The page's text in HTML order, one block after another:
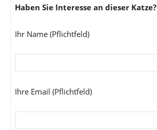
Haben Sie Interesse an dieser Katze?
Ihr Name (Pflichtfeld)
Ihre Email (Pflichtfeld)